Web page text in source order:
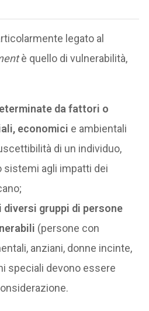
legato al
è quello di vulnerabilità,
da fattori o
economici e ambientali
di un individuo,
sistemi agli impatti dei
gruppi di persone
(persone con
anziani, donne incinte,
speciali devono essere